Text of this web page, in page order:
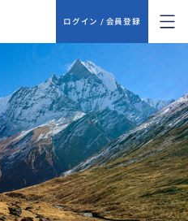
ログイン / 会員登録